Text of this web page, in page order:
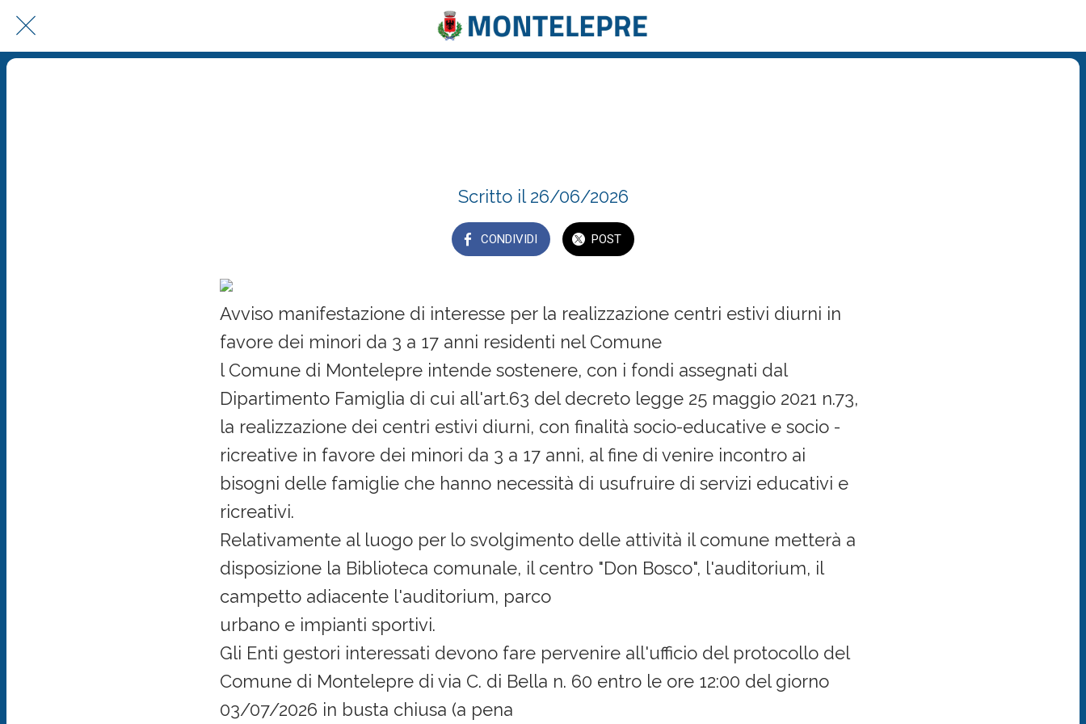
Scritto il 26/06/2026
CONDIVIDI POST
Avviso manifestazione di interesse per la realizzazione centri estivi diurni in
favore dei minori da 3 a 17 anni residenti nel Comune
l Comune di Montelepre intende sostenere, con i fondi assegnati dal
Dipartimento Famiglia di cui all'art.63 del decreto legge 25 maggio 2021 n.73,
la realizzazione dei centri estivi diurni, con finalità socio-educative e socio -
ricreative in favore dei minori da 3 a 17 anni, al fine di venire incontro ai
bisogni delle famiglie che hanno necessità di usufruire di servizi educativi e
ricreativi.
Relativamente al luogo per lo svolgimento delle attività il comune metterà a
disposizione la Biblioteca comunale, il centro "Don Bosco", l'auditorium, il
campetto adiacente l'auditorium, parco
urbano e impianti sportivi.
Gli Enti gestori interessati devono fare pervenire all'ufficio del protocollo del
Comune di Montelepre di via C. di Bella n. 60 entro le ore 12:00 del giorno
03/07/2026 in busta chiusa (a pena